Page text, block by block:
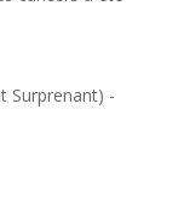
Surprenant) -